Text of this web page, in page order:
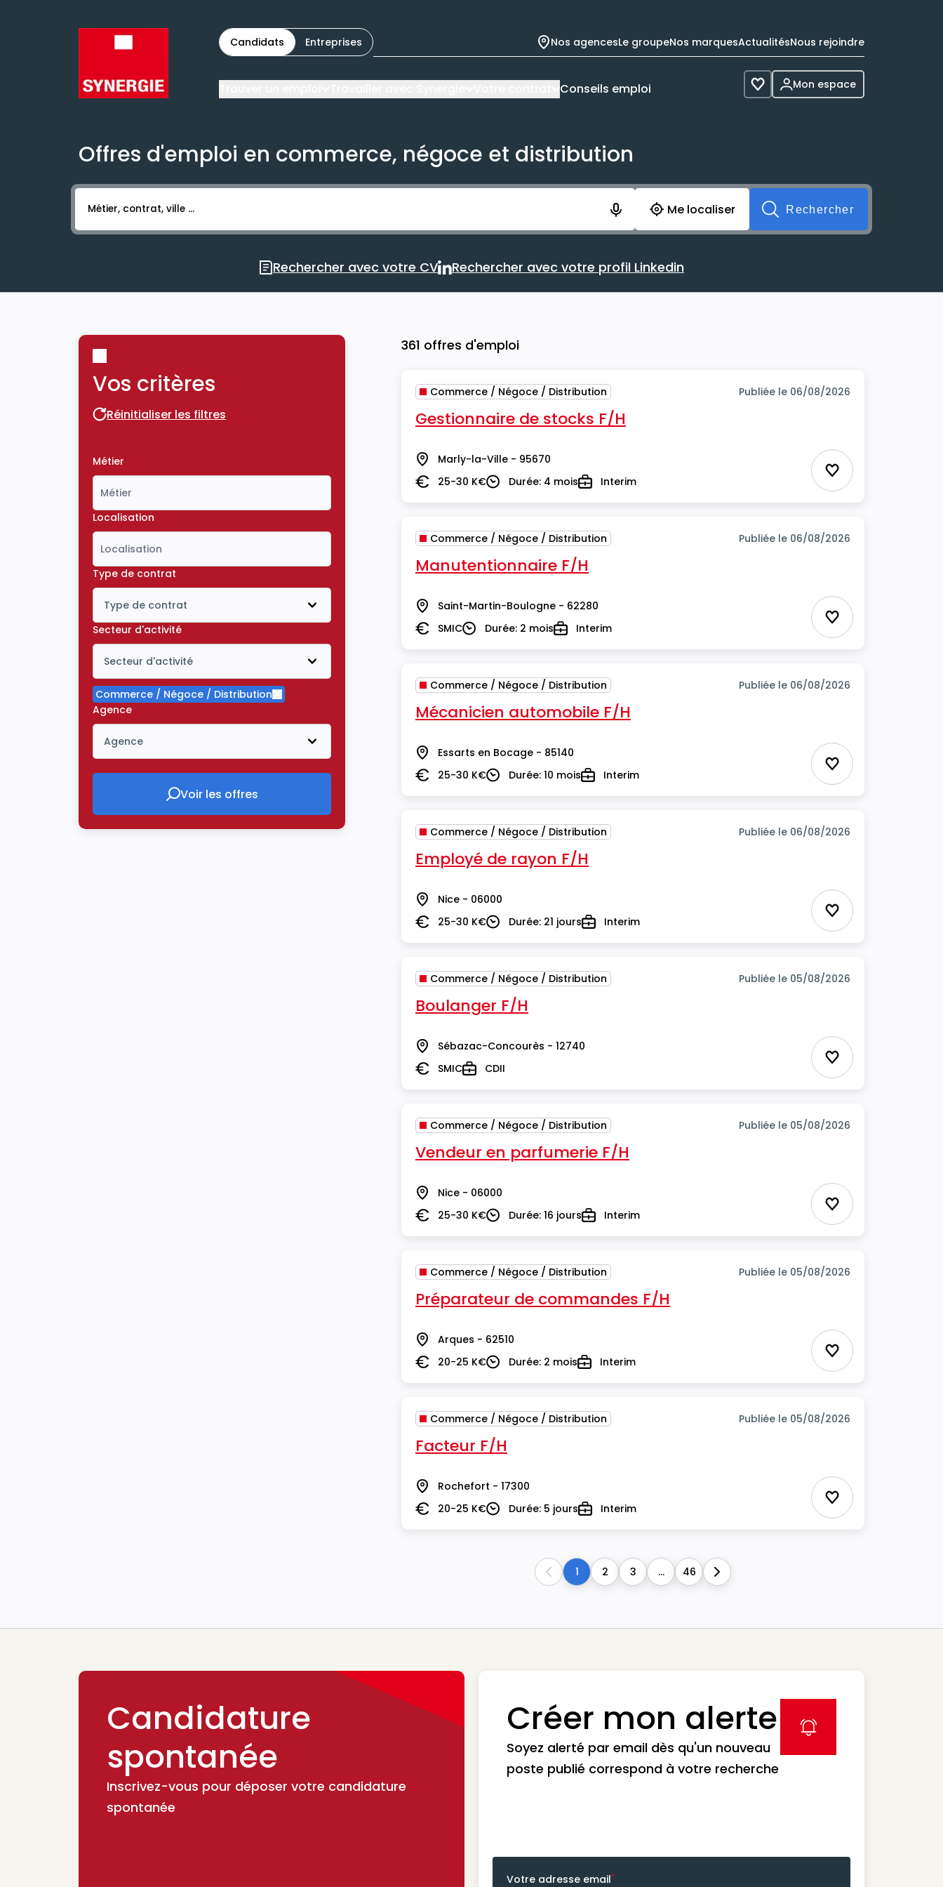
Candidats Entreprises Nos agencesLe groupeNos marquesActualitésNous rejoindre
Conseils emploi Voir les favoris
Mon espace
Offres d'emploi en commerce, négoce et distribution
Activer l’élément pour lancer l’enregistrement. Vous aurez 10 secondes pour enregistrer votre recherche avant soumission du formulaire. Vous
Me localiser
Rechercher
Rechercher avec votre CV
Rechercher avec votre CV
Rechercher avec votre profil Linkedin
Rechercher avec votre profil Linkedin
Vos critères
Réinitialiser les filtres
Réinitialiser les filtres
Métier
Localisation
Type de contrat
Type de contrat
Icône ouvrir la liste déroulante
Secteur d'activité
Secteur d'activité
Icône ouvrir la liste déroulante
Commerce / Négoce / Distribution
Supprimer le critère Commerce / Négoce / Distribution
Agence
Agence
Icône ouvrir la liste déroulante
Voir les offres
Voir les offres
361 offres d'emploi
Commerce / Négoce / Distribution Publiée le 06/08/2026
Gestionnaire de stocks F/H
Lieu Marly-la-Ville - 95670
Salaire25-30 K€DuréeDurée: 4 moisTypeInterim Ajouter aux
Commerce / Négoce / Distribution Publiée le 06/08/2026
Manutentionnaire F/H
Lieu Saint-Martin-Boulogne - 62280
Salaire
SMICDuréeDurée: 2 moisTypeInterim Ajouter aux
Commerce / Négoce / Distribution Publiée le 06/08/2026
Mécanicien automobile F/H
Lieu Essarts en Bocage - 85140
Salaire25-30 K€DuréeDurée: 10 moisTypeInterim Ajouter aux
Commerce / Négoce / Distribution Publiée le 06/08/2026
Employé de rayon F/H
Lieu Nice - 06000
Salaire25-30 K€DuréeDurée: 21 joursTypeInterim Ajouter aux
Commerce / Négoce / Distribution Publiée le 05/08/2026
Boulanger F/H
Lieu Sébazac-Concourès - 12740
Salaire
SMICTypeCDII Ajouter aux
Commerce / Négoce / Distribution Publiée le 05/08/2026
Vendeur en parfumerie F/H
Lieu Nice - 06000
Salaire25-30 K€DuréeDurée: 16 joursTypeInterim Ajouter aux
Commerce / Négoce / Distribution Publiée le 05/08/2026
Préparateur de commandes F/H
Lieu Arques - 62510
Salaire20-25 K€DuréeDurée: 2 moisTypeInterim Ajouter aux
Commerce / Négoce / Distribution Publiée le 05/08/2026
Facteur F/H
Lieu Rochefort - 17300
Salaire20-25 K€DuréeDurée: 5 joursTypeInterim Ajouter aux
Previous
1 2 3 ... 46 Next
Candidature
spontanée
Inscrivez-vous pour déposer votre candidature
spontanée
Créer mon alerte
Soyez alerté par email dès qu'un nouveau
poste publié correspond à votre recherche
label icon
Votre adresse email*